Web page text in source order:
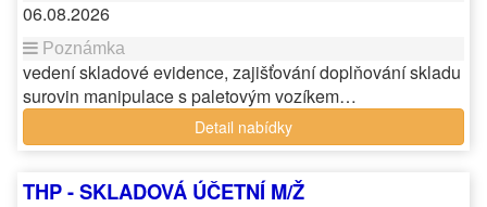
06.08.2026
vedení skladové evidence, zajišťování doplňování skladu
surovin manipulace s paletovým vozíkem…
Detail nabídky
THP - SKLADOVÁ ÚČETNÍ M/Ž